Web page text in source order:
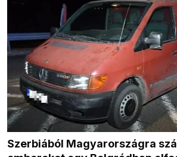
Szerbiából Magyarországra